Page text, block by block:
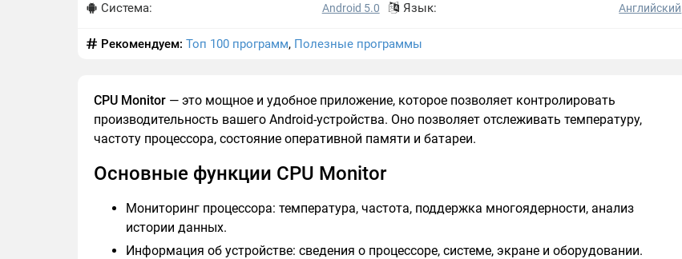
Система: Android 5.0 Язык: Английский
Рекомендуем: Топ 100 программ, Полезные программы
CPU Monitor — это мощное и удобное приложение, которое позволяет контролировать
производительность вашего Android-устройства. Оно позволяет отслеживать температуру,
частоту процессора, состояние оперативной памяти и батареи.
Основные функции CPU Monitor
Мониторинг процессора: температура, частота, поддержка многоядерности, анализ
истории данных.
Информация об устройстве: сведения о процессоре, системе, экране и оборудовании.